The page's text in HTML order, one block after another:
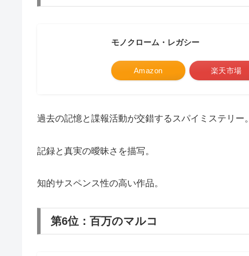
モノクローム・レガシー
Amazon 楽天市場
過去の記憶と諜報活動が交錯するスパイミステリー。
記録と真実の曖昧さを描写。
知的サスペンス性の高い作品。
第6位：百万のマルコ